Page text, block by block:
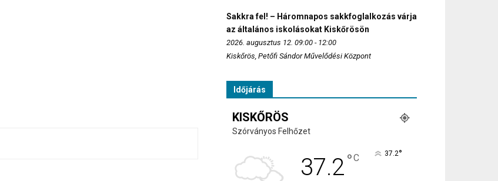
Sakkra fel! – Háromnapos sakkfoglalkozás várja
az általános iskolásokat Kiskőrösön
2026. augusztus 12. 09:00 - 12:00
Kiskőrös, Petőfi Sándor Művelődési Központ
Időjárás
KISKŐRÖS
Szórványos Felhőzet
37.2°C 37.2°